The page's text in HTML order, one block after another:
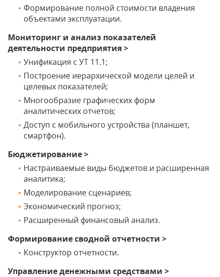
Формирование полной стоимости владения
объектами эксплуатации.
Мониторинг и анализ показателей
деятельности предприятия >
Унификация с УТ 11.1;
Построение иерархической модели целей и
целевых показателей;
Многообразие графических форм
аналитических отчетов;
Доступ с мобильного устройства (планшет,
смартфон).
Бюджетирование >
Настраиваемые виды бюджетов и расширенная
аналитика;
Моделирование сценариев;
Экономический прогноз;
Расширенный финансовый анализ.
Формирование сводной отчетности >
Конструктор отчетности.
Управление денежными средствами >